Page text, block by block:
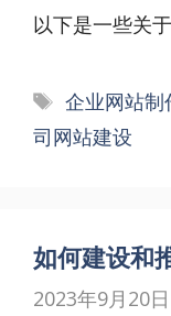
以下是一些关
标
签
企业网站制
司网站建设
如何建设和
2023年9月20日